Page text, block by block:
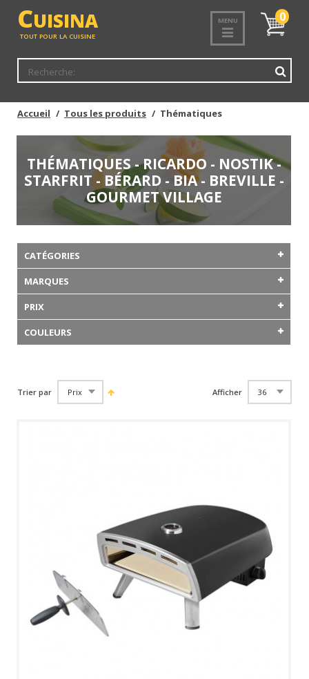
CUISINA
TOUT POUR LA CUISINE
MENU
Mon
panier
0
Accueil Tous les produits Thématiques
THÉMATIQUES - RICARDO - NOSTIK -
STARFRIT - BÉRARD - BIA - BREVILLE -
GOURMET VILLAGE
CATÉGORIES
MARQUES
PRIX
COULEURS
Trier par Afficher